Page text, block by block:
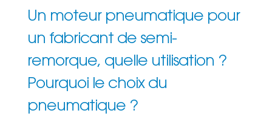
Un moteur pneumatique pour
un fabricant de semi-
remorque, quelle utilisation ?
Pourquoi le choix du
pneumatique ?